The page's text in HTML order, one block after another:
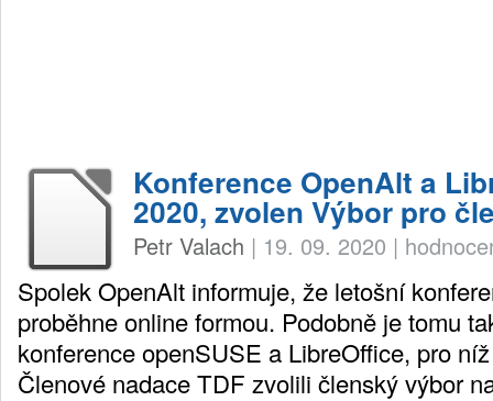
Konference OpenAlt a
2020, zvolen Výbor pro
Petr Valach | 19. 09. 2020 |
Spolek OpenAlt informuje, že letošní
proběhne online formou. Podobně je tomu
konference openSUSE a LibreOffice, pro
Členové nadace TDF zvolili členský výbor